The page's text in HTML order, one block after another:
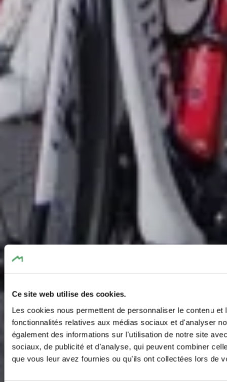
Ce site web utilise des cookies.
Les cookies nous permettent de personnaliser le contenu
fonctionnalités relatives aux médias sociaux et d'analyser
également des informations sur l'utilisation de notre site
sociaux, de publicité et d'analyse, qui peuvent combiner
que vous leur avez fournies ou qu'ils ont collectées lors de